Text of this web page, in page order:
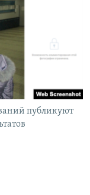
публикуют